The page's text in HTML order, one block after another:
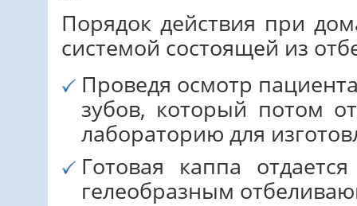
Порядок действия при
системой состоящей из
Проведя осмотр
зубов, который потом
лабораторию для
Готовая каппа
гелеобразным